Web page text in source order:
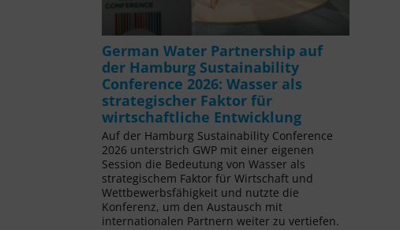
German Water Partnership auf
der Hamburg Sustainability
Conference 2026: Wasser als
strategischer Faktor für
wirtschaftliche Entwicklung
Auf der Hamburg Sustainability Conference
2026 unterstrich GWP mit einer eigenen
Session die Bedeutung von Wasser als
strategischem Faktor für Wirtschaft und
Wettbewerbsfähigkeit und nutzte die
Konferenz, um den Austausch mit
internationalen Partnern weiter zu vertiefen.